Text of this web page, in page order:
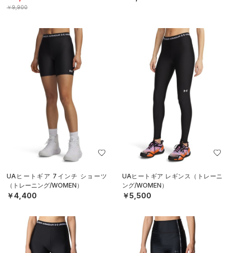
￥9,900
UAヒートギア 7インチ ショーツ
（トレーニング/WOMEN）
￥4,400
UAヒートギア レギンス（トレーニ
ング/WOMEN）
￥5,500